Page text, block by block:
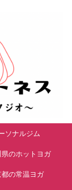
ソナルジム
のホットヨガ
都の常温ヨガ